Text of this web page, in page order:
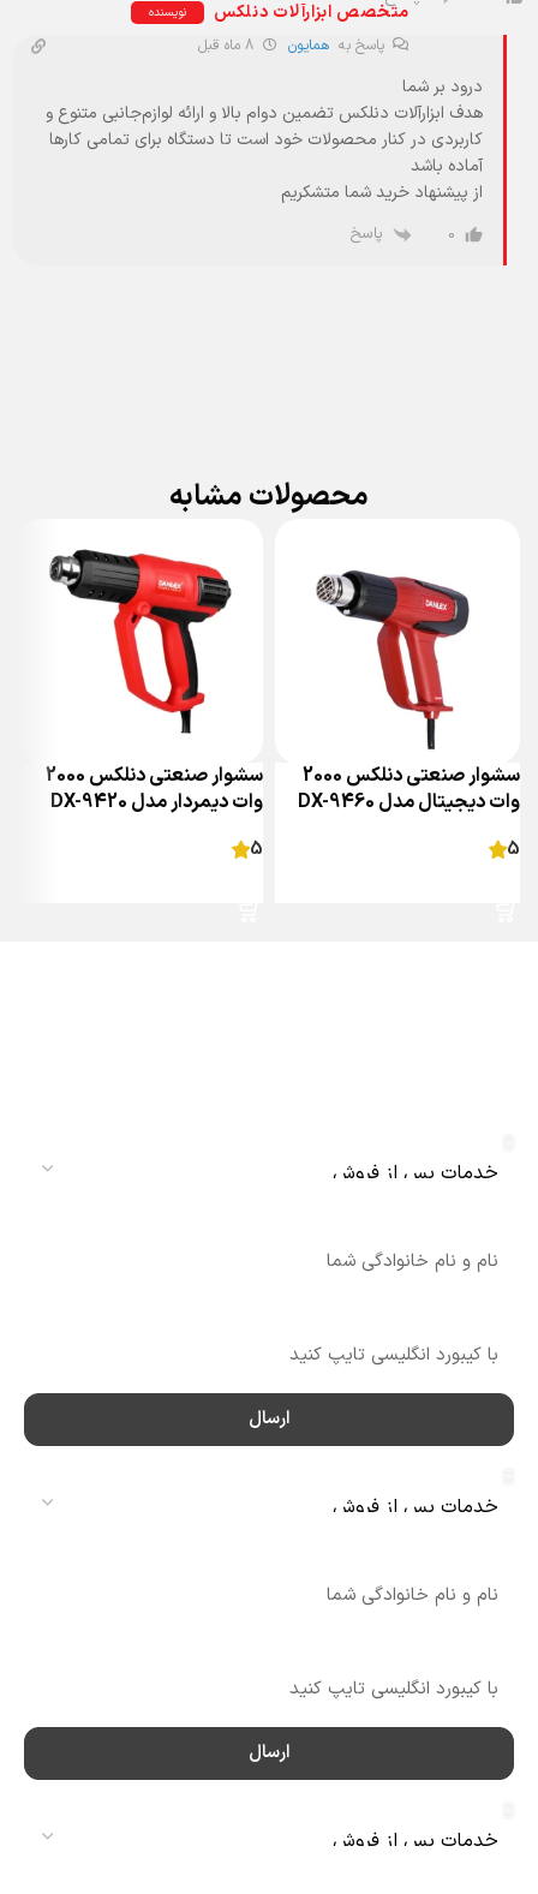
متخصص ابزارآلات دنلکس نویسنده
پاسخ به همایون
درود بر شما
هدف ابزارآلات دنلکس تضمین دوام بالا و ارائه لوازم‌جانبی متنوع و
کاربردی در کنار محصولات خود است تا دستگاه برای تمامی کارها
آماده باشد
از پیشنهاد خرید شما متشکریم
0 پاسخ
محصولات مشابه
سشوار صنعتی دنلکس 2000
وات دیجیتال مدل DX-9460
5
سشوار صنعتی دنلکس 2000
وات دیمردار مدل DX-9420
5
ارسال
ارسال